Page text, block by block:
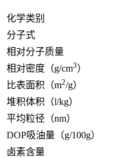
化学类别
分子式
相对分子质量
相对密度（g/cm3）
比表面积（m2/g）
堆积体积（l/kg）
平均粒径（nm）
DOP吸油量（g/100g）
卤素含量